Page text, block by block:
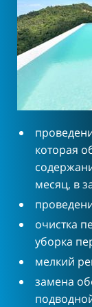
которая
месяц, в
очистка
уборка
мелкий
замена